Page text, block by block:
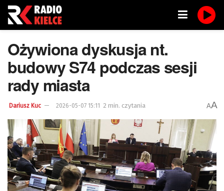
Ożywiona dyskusja nt.
budowy S74 podczas sesji
rady miasta
Dariusz Kuc 2026-05-07 15:11 2 min. czytania AA